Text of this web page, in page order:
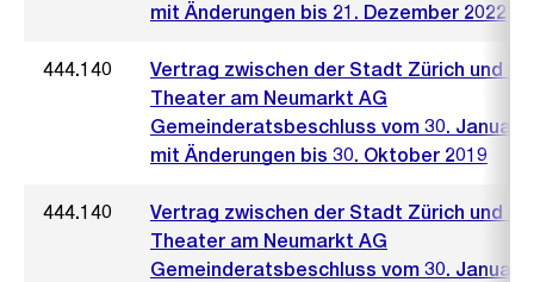
mit Änderungen bis 21. Dezember 2022
444.140
Vertrag zwischen der Stadt Zürich und
Theater am Neumarkt AG
Gemeinderatsbeschluss vom 30. Januar
mit Änderungen bis 30. Oktober 2019
444.140
Vertrag zwischen der Stadt Zürich und
Theater am Neumarkt AG
Gemeinderatsbeschluss vom 30. Januar